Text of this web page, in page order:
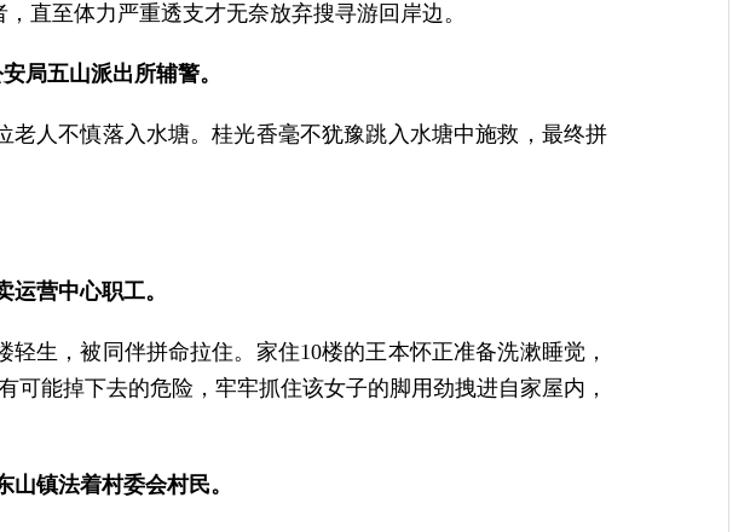
直至体力严重透支才无奈放弃搜寻游回岸边。
局五山派出所辅警。
老人不慎落入水塘。桂光香毫不犹豫跳入水塘中施救，最终拼
营中心职工。
生，被同伴拼命拉住。家住10楼的王本怀正准备洗漱睡觉，
能掉下去的危险，牢牢抓住该女子的脚用劲拽进自家屋内，
镇法着村委会村民。